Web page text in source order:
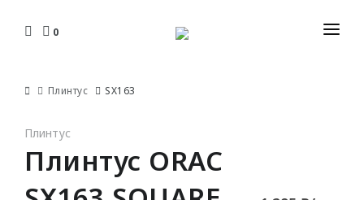
0
Гибкие
C кабель-каналом
УСТАНОВКА И МОНТАЖ
ДИЗАЙНЕРАМ
Плинтус SX163
Плинтус
Плинтус ORAC